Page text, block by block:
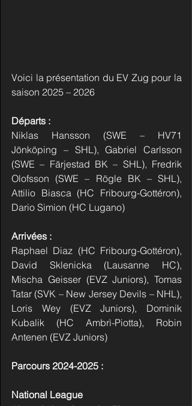
Voici la présentation du EV Zug pour la
saison 2025 – 2026
Départs :
Niklas Hansson (SWE – HV71
Jönköping – SHL), Gabriel Carlsson
(SWE – Färjestad BK – SHL), Fredrik
Olofsson (SWE – Rögle BK – SHL),
Attilio Biasca (HC Fribourg-Gottéron),
Dario Simion (HC Lugano)
Arrivées :
Raphael Diaz (HC Fribourg-Gottéron),
David Sklenicka (Lausanne HC),
Mischa Geisser (EVZ Juniors), Tomas
Tatar (SVK – New Jersey Devils – NHL),
Loris Wey (EVZ Juniors), Dominik
Kubalik (HC Ambrì-Piotta), Robin
Antenen (EVZ Juniors)
Parcours 2024-2025 :
National League